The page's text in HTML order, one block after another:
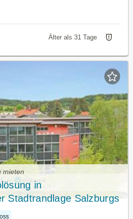
Älter als 31 Tage
mieten
in
Stadtrandlage Salzburgs